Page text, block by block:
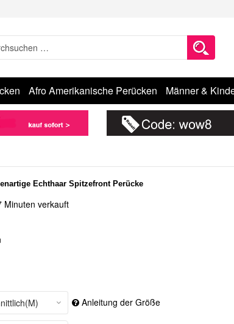
Afro Amerikanische Perücken Männer &
Echthaar Spitzefront Perücke
Minuten verkauft
Anleitung der Größe